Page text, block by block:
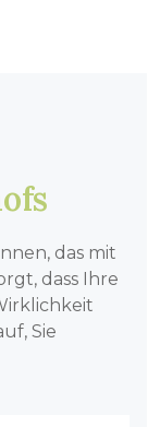
das mit
dass Ihre
Sie